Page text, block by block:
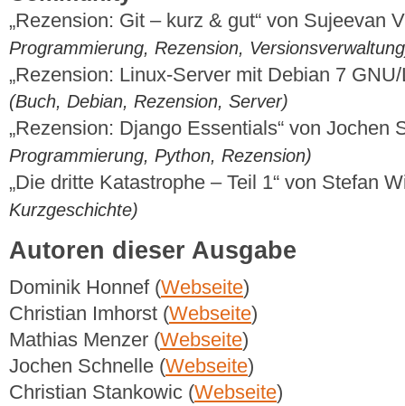
„Rezension: Git – kurz & gut“ von Sujeevan
Programmierung, Rezension,
„Rezension: Linux-Server mit Debian 7
(Buch, Debian, Rezension, Server)
„Rezension: Django Essentials“ von Jochen
Programmierung, Python, Rezension)
„Die dritte Katastrophe – Teil 1“ von Stefan
Kurzgeschichte)
Autoren dieser Ausgabe
Dominik Honnef (Webseite)
Christian Imhorst (Webseite)
Mathias Menzer (Webseite)
Jochen Schnelle (Webseite)
Christian Stankowic (Webseite)